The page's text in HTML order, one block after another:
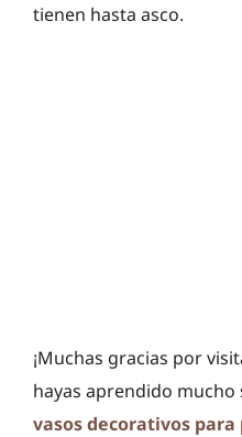
tienen hasta asco.
¡Muchas gracias por
hayas aprendido mucho
vasos decorativos para